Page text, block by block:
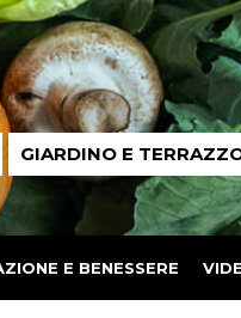
GIARDINO E
E BENESSERE